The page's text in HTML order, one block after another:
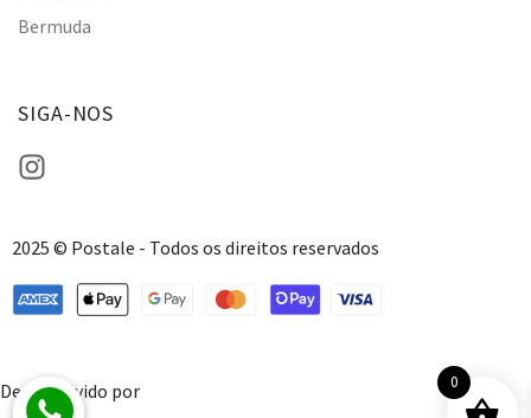
Bermuda
SIGA-NOS
2025 © Postale - Todos os direitos reservados
Desenvolvido por 0